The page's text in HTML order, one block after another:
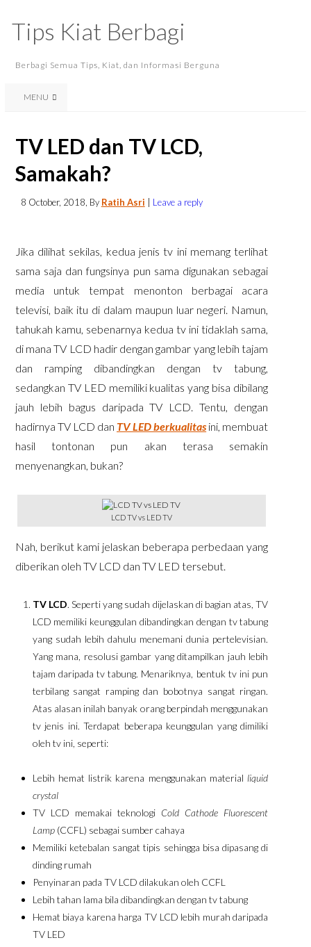
Tips Kiat Berbagi
Berbagi Semua Tips, Kiat, dan Informasi Berguna
MENU
TV LED dan TV LCD,
Samakah?
8 October, 2018 , By Ratih Asri Leave a reply
Jika dilihat sekilas, kedua jenis tv ini memang terlihat
sama saja dan fungsinya pun sama digunakan sebagai
media untuk tempat menonton berbagai acara
televisi, baik itu di dalam maupun luar negeri. Namun,
tahukah kamu, sebenarnya kedua tv ini tidaklah sama,
di mana TV LCD hadir dengan gambar yang lebih tajam
dan ramping dibandingkan dengan tv tabung,
sedangkan TV LED memiliki kualitas yang bisa dibilang
jauh lebih bagus daripada TV LCD. Tentu, dengan
hadirnya TV LCD dan TV LED berkualitas ini, membuat
hasil tontonan pun akan terasa semakin
menyenangkan, bukan?
LCD TV vs LED TV
Nah, berikut kami jelaskan beberapa perbedaan yang
diberikan oleh TV LCD dan TV LED tersebut.
TV LCD. Seperti yang sudah dijelaskan di bagian atas, TV
LCD memiliki keunggulan dibandingkan dengan tv tabung
yang sudah lebih dahulu menemani dunia pertelevisian.
Yang mana, resolusi gambar yang ditampilkan jauh lebih
tajam daripada tv tabung. Menariknya, bentuk tv ini pun
terbilang sangat ramping dan bobotnya sangat ringan.
Atas alasan inilah banyak orang berpindah menggunakan
tv jenis ini. Terdapat beberapa keunggulan yang dimiliki
oleh tv ini, seperti:
Lebih hemat listrik karena menggunakan material liquid
crystal
TV LCD memakai teknologi Cold Cathode Fluorescent
Lamp(CCFL) sebagai sumber cahaya
Memiliki ketebalan sangat tipis sehingga bisa dipasang di
dinding rumah
Penyinaran pada TV LCD dilakukan oleh CCFL
Lebih tahan lama bila dibandingkan dengan tv tabung
Hemat biaya karena harga TV LCD lebih murah daripada
TV LED